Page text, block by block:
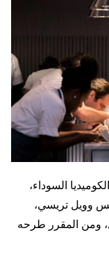
السوداء،
وويل تريسي،
ومن المقرر طرحه